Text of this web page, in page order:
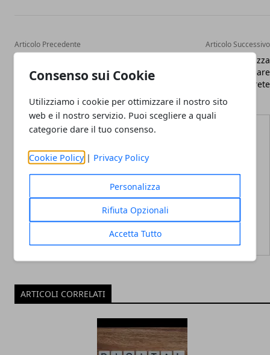
Consenso sui Cookie
Utilizziamo i cookie per ottimizzare il nostro sito
web e il nostro servizio. Puoi scegliere a quali
categorie dare il tuo consenso.
Cookie Policy | Privacy Policy
Personalizza
Rifiuta Opzionali
Accetta Tutto
Articolo Precedente
ed efficace
Articolo Successivo
Orange Libon ufficializza
Reach Me per chiamare
senza rete
ARTICOLI CORRELATI